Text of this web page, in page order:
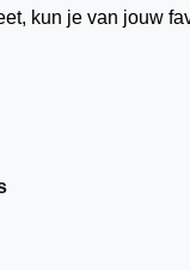
kun je van jouw